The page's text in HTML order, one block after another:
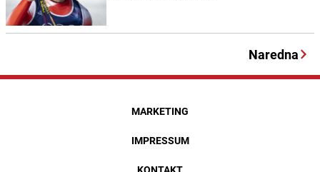
Naredna
MARKETING
IMPRESSUM